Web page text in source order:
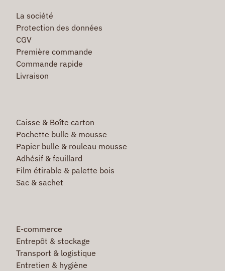
La société
Protection des données
CGV
Première commande
Commande rapide
Livraison
Caisse & Boîte carton
Pochette bulle & mousse
Papier bulle & rouleau mousse
Adhésif & feuillard
Film étirable & palette bois
Sac & sachet
E-commerce
Entrepôt & stockage
Transport & logistique
Entretien & hygiène